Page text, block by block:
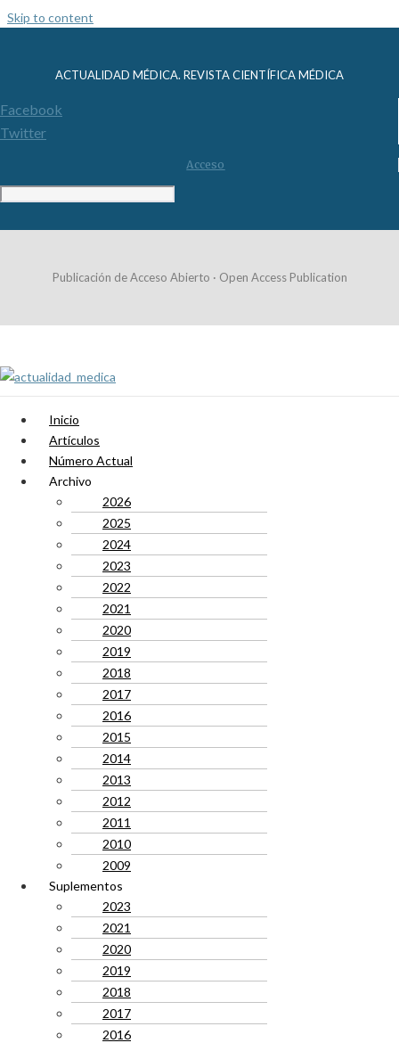
Skip to content
ACTUALIDAD MÉDICA. REVISTA CIENTÍFICA MÉDICA
Facebook
Twitter
Acceso
Publicación de Acceso Abierto · Open Access Publication
Inicio
Artículos
Número Actual
Archivo
2026
2025
2024
2023
2022
2021
2020
2019
2018
2017
2016
2015
2014
2013
2012
2011
2010
2009
Suplementos
2023
2021
2020
2019
2018
2017
2016